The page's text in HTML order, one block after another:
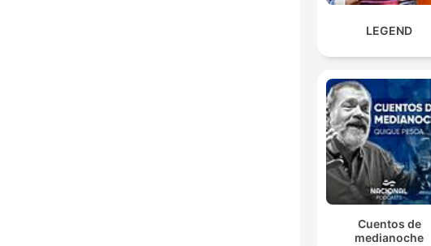
LEGEND
Cuentos de
medianoche